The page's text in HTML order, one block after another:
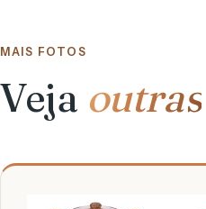
MAIS FOTOS
Veja outras